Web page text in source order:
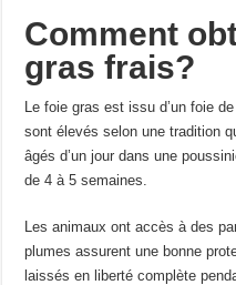
Comment
gras frais?
Le foie gras est issu d’un foie
sont élevés selon une tradition
âgés d’un jour dans une
de 4 à 5 semaines.
Les animaux ont accès à des
plumes assurent une bonne
laissés en liberté complète